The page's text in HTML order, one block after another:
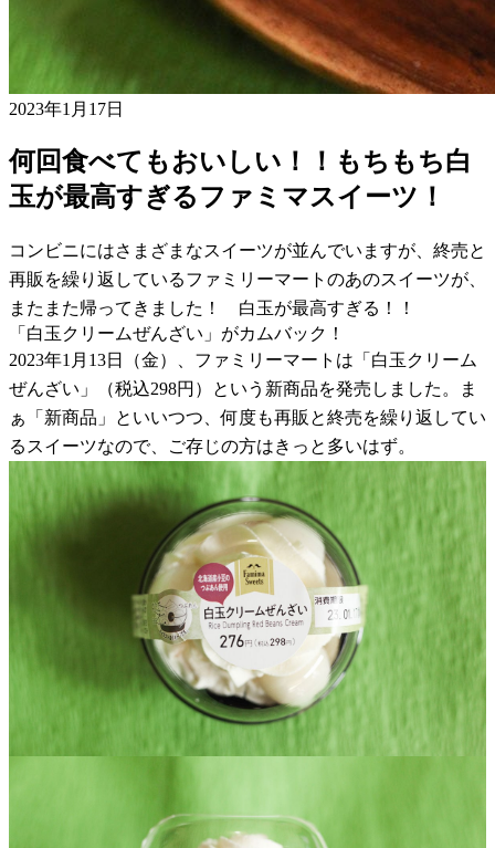
2023年1月17日
何回食べてもおいしい！！もちもち白
玉が最高すぎるファミマスイーツ！
コンビニにはさまざまなスイーツが並んでいますが、終売と
再販を繰り返しているファミリーマートのあのスイーツが、
またまた帰ってきました！ 白玉が最高すぎる！！
「白玉クリームぜんざい」がカムバック！
2023年1月13日（金）、ファミリーマートは「白玉クリーム
ぜんざい」（税込298円）という新商品を発売しました。ま
ぁ「新商品」といいつつ、何度も再販と終売を繰り返してい
るスイーツなので、ご存じの方はきっと多いはず。